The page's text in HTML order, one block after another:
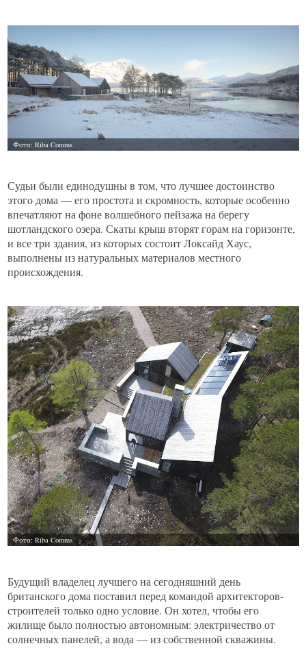
Судьи были единодушны в том, что лучшее достоинство
этого дома — его простота и скромность, которые особенно
впечатляют на фоне волшебного пейзажа на берегу
шотландского озера. Скаты крыш вторят горам на горизонте,
и все три здания, из которых состоит Локсайд Хаус,
выполнены из натуральных материалов местного
происхождения.
Будущий владелец лучшего на сегодняшний день
британского дома поставил перед командой архитекторов-
строителей только одно условие. Он хотел, чтобы его
жилище было полностью автономным: электричество от
солнечных панелей, а вода — из собственной скважины.